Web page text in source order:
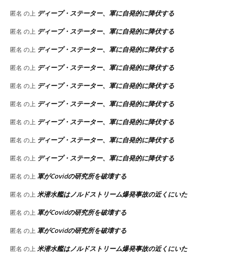
匿名 の上 ディープ・ステーター、軍に自発的に降伏する
匿名 の上 ディープ・ステーター、軍に自発的に降伏する
匿名 の上 ディープ・ステーター、軍に自発的に降伏する
匿名 の上 ディープ・ステーター、軍に自発的に降伏する
匿名 の上 ディープ・ステーター、軍に自発的に降伏する
匿名 の上 ディープ・ステーター、軍に自発的に降伏する
匿名 の上 ディープ・ステーター、軍に自発的に降伏する
匿名 の上 ディープ・ステーター、軍に自発的に降伏する
匿名 の上 ディープ・ステーター、軍に自発的に降伏する
匿名 の上 軍がCovidの研究所を破壊する
匿名 の上 米潜水艦はノルドストリーム爆発事故の近くにいた
匿名 の上 軍がCovidの研究所を破壊する
匿名 の上 軍がCovidの研究所を破壊する
匿名 の上 米潜水艦はノルドストリーム爆発事故の近くにいた